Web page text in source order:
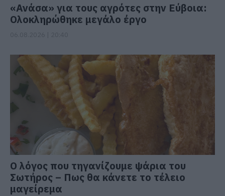
«Ανάσα» για τους αγρότες στην Εύβοια:
Ολοκληρώθηκε μεγάλο έργο
Ο λόγος που τηγανίζουμε ψάρια του
Σωτήρος – Πως θα κάνετε το τέλειο
μαγείρεμα